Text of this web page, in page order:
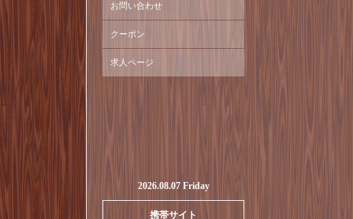
お問い合わせ
クーポン
求人ページ
2026.08.07 Friday
携帯サイト